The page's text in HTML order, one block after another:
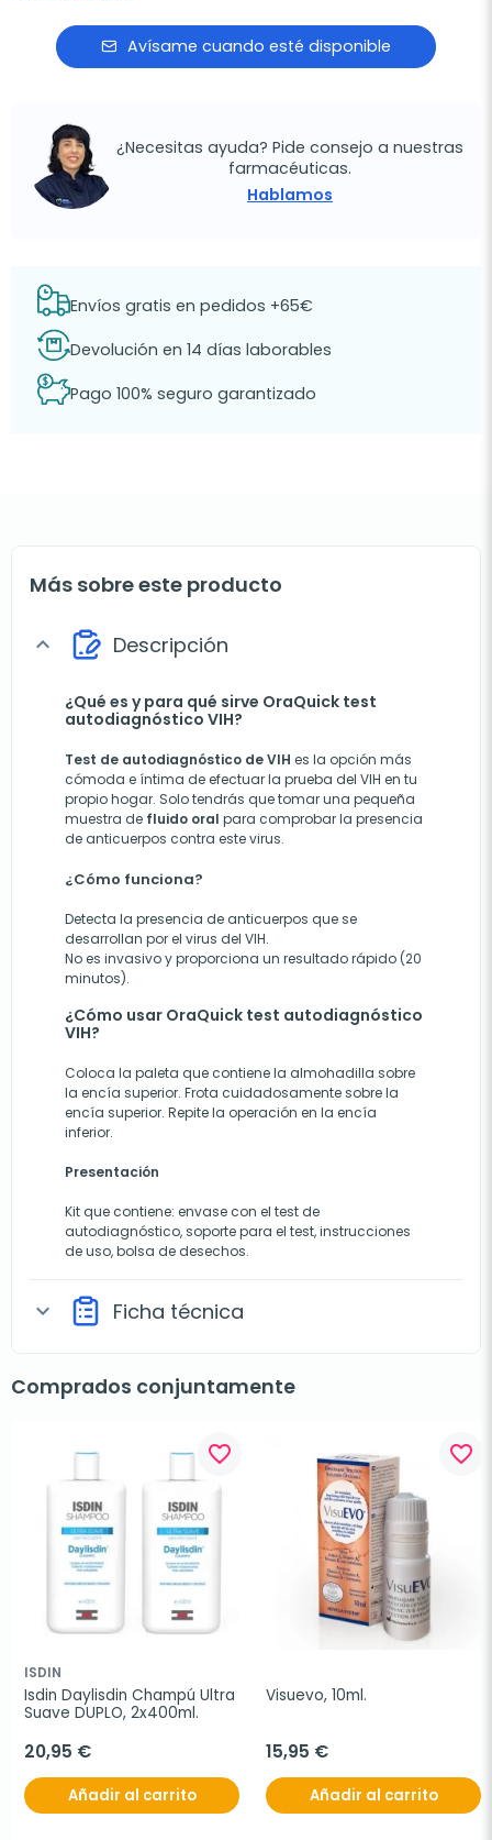
Avísame cuando esté disponible
¿Necesitas ayuda? Pide consejo a nuestras
farmacéuticas.
Hablamos
Envíos gratis en pedidos +65€
Devolución en 14 días laborables
Pago 100% seguro garantizado
Más sobre este producto
expand_more Descripción
¿Qué es y para qué sirve OraQuick test
autodiagnóstico VIH?
Test de autodiagnóstico de VIH es la opción más
cómoda e íntima de efectuar la prueba del VIH en tu
propio hogar. Solo tendrás que tomar una pequeña
muestra de fluido oral para comprobar la presencia
de anticuerpos contra este virus.
¿Cómo funciona?
Detecta la presencia de anticuerpos que se
desarrollan por el virus del VIH.
No es invasivo y proporciona un resultado rápido (20
minutos).
¿Cómo usar OraQuick test autodiagnóstico
VIH?
Coloca la paleta que contiene la almohadilla sobre
la encía superior. Frota cuidadosamente sobre la
encía superior. Repite la operación en la encía
inferior.
Presentación
Kit que contiene: envase con el test de
autodiagnóstico, soporte para el test, instrucciones
de uso, bolsa de desechos.
expand_more Ficha técnica
Comprados conjuntamente
favorite_border
ISDIN
Isdin Daylisdin Champú Ultra
Suave DUPLO, 2x400ml.
20,95 €
Añadir al carrito
favorite_border
Visuevo, 10ml.
15,95 €
Añadir al carrito